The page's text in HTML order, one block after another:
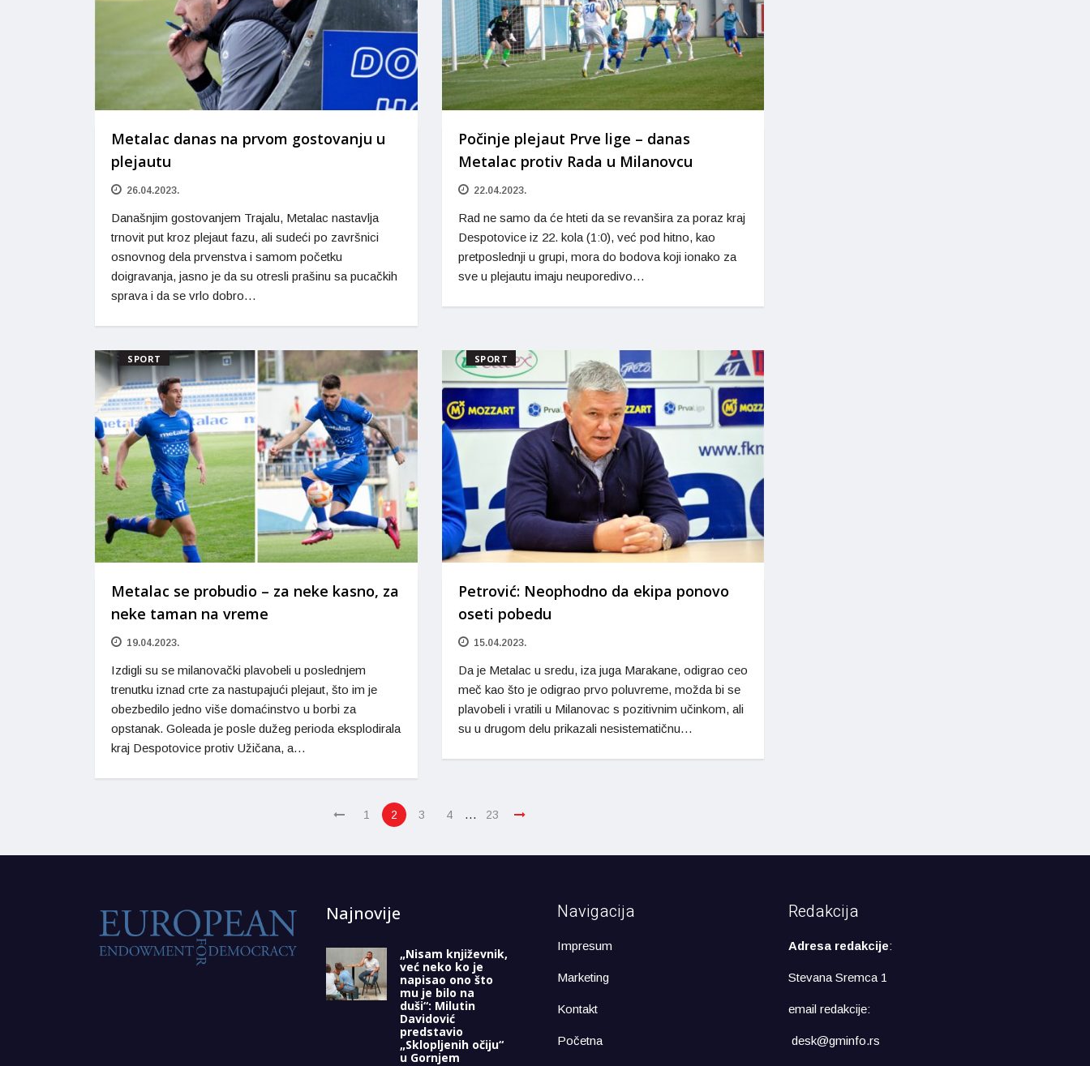
Metalac danas na prvom gostovanju u
plejautu
26.04.2023.
Današnjim gostovanjem Trajalu, Metalac nastavlja
trnovit put kroz plejaut fazu, ali sudeći po završnici
osnovnog dela prvenstva i samom početku
doigravanja, jasno je da su otresli prašinu sa pucačkih
sprava i da se vrlo dobro…
Počinje plejaut Prve lige – danas
Metalac protiv Rada u Milanovcu
22.04.2023.
Rad ne samo da će hteti da se revanšira za poraz kraj
Despotovice iz 22. kola (1:0), već pod hitno, kao
pretposlednji u grupi, mora do bodova koji ionako za
sve u plejautu imaju neuporedivo…
SPORT
Metalac se probudio – za neke kasno, za
neke taman na vreme
19.04.2023.
Izdigli su se milanovački plavobeli u poslednjem
trenutku iznad crte za nastupajući plejaut, što im je
obezbedilo jedno više domaćinstvo u borbi za
opstanak. Goleada je posle dužeg perioda eksplodirala
kraj Despotovice protiv Užičana, a…
SPORT
Petrović: Neophodno da ekipa ponovo
oseti pobedu
15.04.2023.
Da je Metalac u sredu, iza juga Marakane, odigrao ceo
meč kao što je odigrao prvo poluvreme, možda bi se
plavobeli i vratili u Milanovac s pozitivnim učinkom, ali
su u drugom delu prikazali nesistematičnu…
1 2 3 4 … 23
Najnovije
„Nisam književnik,
već neko ko je
napisao ono što
mu je bilo na
duši“: Milutin
Davidović
predstavio
„Sklopljenih očiju“
u Gornjem
Navigacija
Impresum
Marketing
Kontakt
Početna
Redakcija
Adresa redakcije:
Stevana Sremca 1
email redakcije:
desk@gminfo.rs